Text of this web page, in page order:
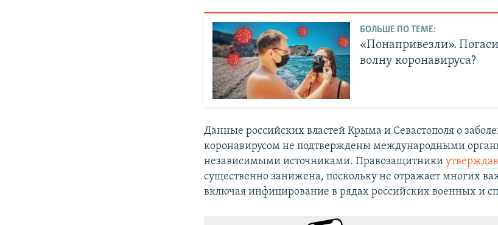
БОЛЬШЕ ПО ТЕМЕ:
«Понапривезли».
волну коронавируса?
Данные российских властей Крыма и Севастополя о
коронавирусом не подтверждены международными
независимыми источниками. Правозащитники
существенно занижена, поскольку не отражает многих
включая инфицирование в рядах российских военных и